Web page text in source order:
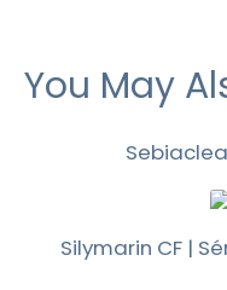
You May
Silymarin CF |